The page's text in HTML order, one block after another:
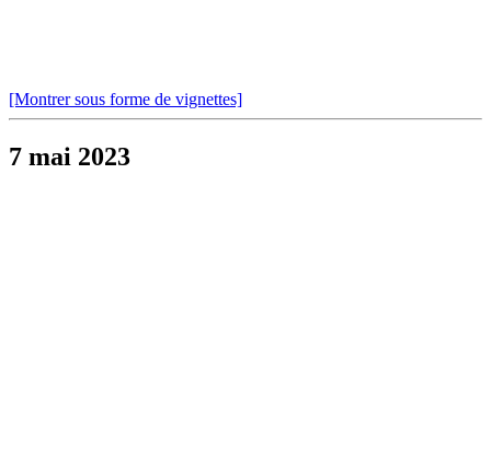
[Montrer sous forme de vignettes]
7 mai 2023